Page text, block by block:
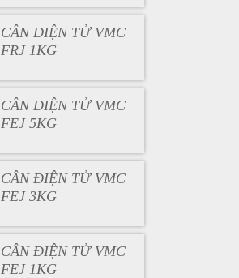
CÂN ĐIỆN TỬ VMC
FRJ 1KG
CÂN ĐIỆN TỬ VMC
FEJ 5KG
CÂN ĐIỆN TỬ VMC
FEJ 3KG
CÂN ĐIỆN TỬ VMC
FEJ 1KG